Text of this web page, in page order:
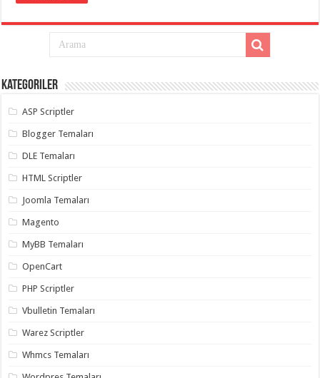
twitter
hilesi,
Kategoriler
ASP Scriptler
Blogger Temaları
DLE Temaları
HTML Scriptler
Joomla Temaları
Magento
MyBB Temaları
OpenCart
PHP Scriptler
Vbulletin Temaları
Warez Scriptler
Whmcs Temaları